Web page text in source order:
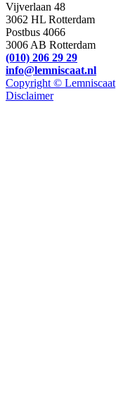
Vijverlaan 48
3062 HL Rotterdam
Postbus 4066
3006 AB Rotterdam
(010) 206 29 29
info@lemniscaat.nl
Copyright © Lemniscaat
Disclaimer